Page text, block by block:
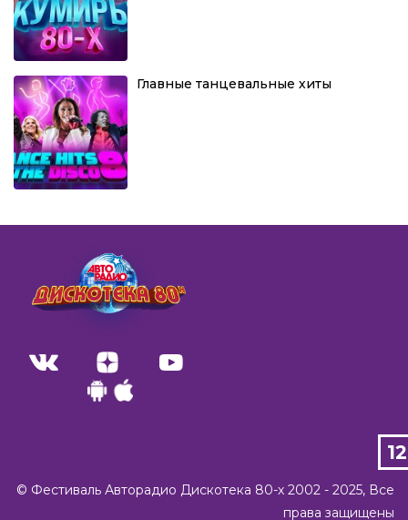
Главные танцевальные хиты
©️ Фестиваль Авторадио Дискотека 80-х 2002 - 2025, Все
права защищены